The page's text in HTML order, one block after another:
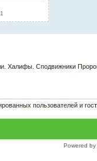
Халифы. Сподвижники
пользователей и
Powered by